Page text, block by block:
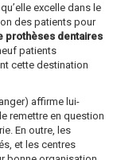
excelle dans le
des patients pour
prothèses dentaires
patients
cette destination
affirme lui-
remettre en question
En outre, les
et les centres